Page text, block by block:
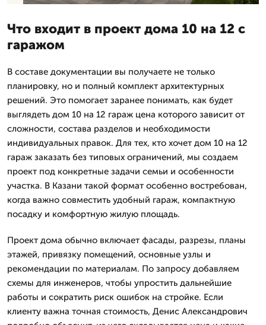
Что входит в проект дома 10 на 12 с
гаражом
В составе документации вы получаете не только
планировку, но и полный комплект архитектурных
решений. Это помогает заранее понимать, как будет
выглядеть дом 10 на 12 гараж цена которого зависит от
сложности, состава разделов и необходимости
индивидуальных правок. Для тех, кто хочет дом 10 на 12
гараж заказать без типовых ограничений, мы создаем
проект под конкретные задачи семьи и особенности
участка. В Казани такой формат особенно востребован,
когда важно совместить удобный гараж, компактную
посадку и комфортную жилую площадь.
Проект дома обычно включает фасады, разрезы, планы
этажей, привязку помещений, основные узлы и
рекомендации по материалам. По запросу добавляем
схемы для инженеров, чтобы упростить дальнейшие
работы и сократить риск ошибок на стройке. Если
клиенту важна точная стоимость, Денис Александрович